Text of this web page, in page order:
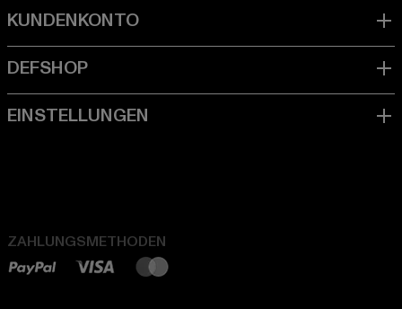
ZAHLUNGSMETHODEN